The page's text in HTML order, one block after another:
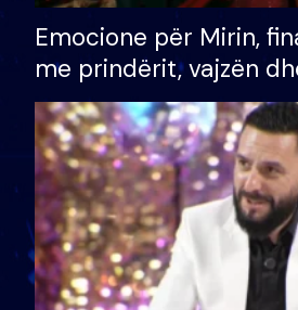
Emocione për Mirin,
me prindërit, vajzën
bashkëshorten:
divorci apo jo?